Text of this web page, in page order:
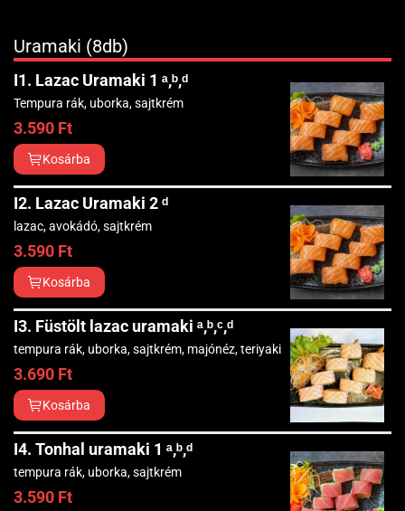
Uramaki (8db)
I1. Lazac Uramaki 1 ᵃ,ᵇ,ᵈ
Tempura rák, uborka, sajtkrém
3.590 Ft
Kosárba
I2. Lazac Uramaki 2 ᵈ
lazac, avokádó, sajtkrém
3.590 Ft
Kosárba
I3. Füstölt lazac uramaki ᵃ,ᵇ,ᶜ,ᵈ
tempura rák, uborka, sajtkrém, majónéz, teriyaki
3.690 Ft
Kosárba
I4. Tonhal uramaki 1 ᵃ,ᵇ,ᵈ
tempura rák, uborka, sajtkrém
3.590 Ft